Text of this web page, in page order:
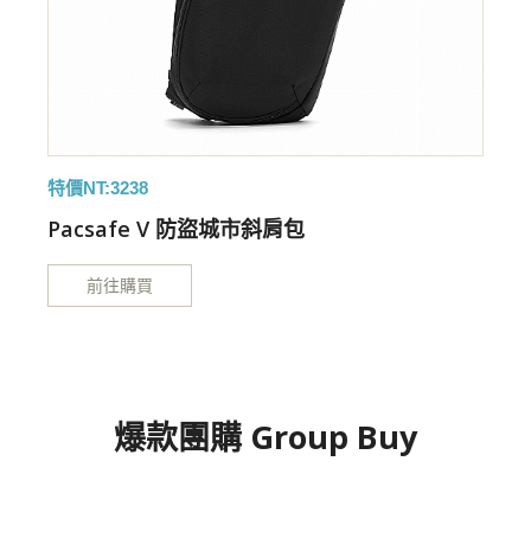
特價NT:3238
Pacsafe V 防盜城市斜肩包
前往購買
爆款團購 Group Buy